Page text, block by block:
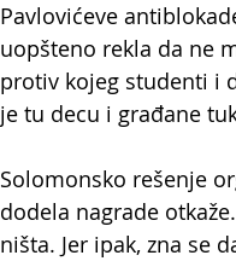
Pavlovićeve
uopšteno rekla da ne
protiv kojeg studenti i
je tu decu i građane
Solomonsko rešenje
dodela nagrade
ništa. Jer ipak, zna se